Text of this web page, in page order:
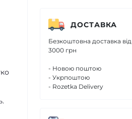
ДОСТАВКА
Безкоштовна доставка від
3000 грн
- Новою поштою
- Укрпоштою
- Rozetka Delivery